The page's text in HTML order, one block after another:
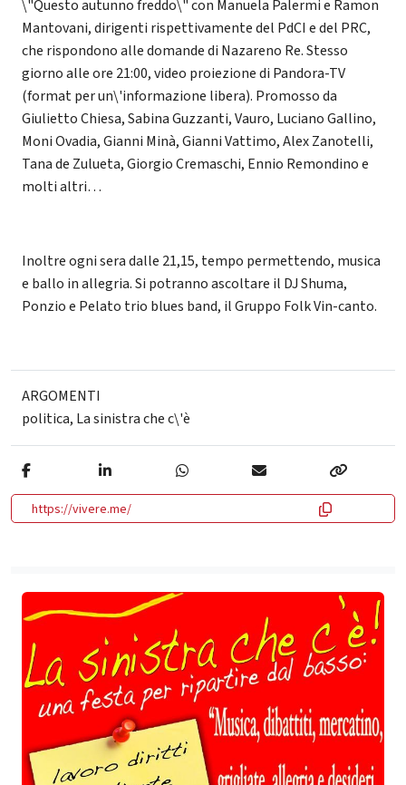
\"Questo autunno freddo\" con Manuela Palermi e Ramon
Mantovani, dirigenti rispettivamente del PdCI e del PRC,
che rispondono alle domande di Nazareno Re. Stesso
giorno alle ore 21:00, video proiezione di Pandora-TV
(format per un\'informazione libera). Promosso da
Giulietto Chiesa, Sabina Guzzanti, Vauro, Luciano Gallino,
Moni Ovadia, Gianni Minà, Gianni Vattimo, Alex Zanotelli,
Tana de Zulueta, Giorgio Cremaschi, Ennio Remondino e
molti altri…
Inoltre ogni sera dalle 21,15, tempo permettendo, musica
e ballo in allegria. Si potranno ascoltare il DJ Shuma,
Ponzio e Pelato trio blues band, il Gruppo Folk Vin-canto.
ARGOMENTI
politica, La sinistra che c\'è
https://vivere.me/